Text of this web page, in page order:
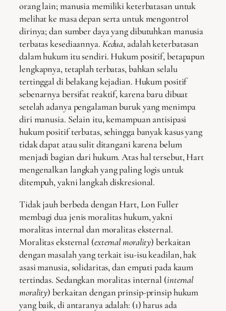
orang lain; manusia memiliki keterbatasan untuk
melihat ke masa depan serta untuk mengontrol
dirinya; dan sumber daya yang dibutuhkan manusia
terbatas kesediaannya. Kedua, adalah keterbatasan
dalam hukum itu sendiri. Hukum positif, betapapun
lengkapnya, tetaplah terbatas, bahkan selalu
tertinggal di belakang kejadian. Hukum positif
sebenarnya bersifat reaktif, karena baru dibuat
setelah adanya pengalaman buruk yang menimpa
diri manusia. Selain itu, kemampuan antisipasi
hukum positif terbatas, sehingga banyak kasus yang
tidak dapat atau sulit ditangani karena belum
menjadi bagian dari hukum. Atas hal tersebut, Hart
mengenalkan langkah yang paling logis untuk
ditempuh, yakni langkah diskresional.
Tidak jauh berbeda dengan Hart, Lon Fuller
membagi dua jenis moralitas hukum, yakni
moralitas internal dan moralitas eksternal.
Moralitas eksternal (external morality) berkaitan
dengan masalah yang terkait isu-isu keadilan, hak
asasi manusia, solidaritas, dan empati pada kaum
tertindas. Sedangkan moralitas internal (internal
morality) berkaitan dengan prinsip-prinsip hukum
yang baik, di antaranya adalah: (1) harus ada